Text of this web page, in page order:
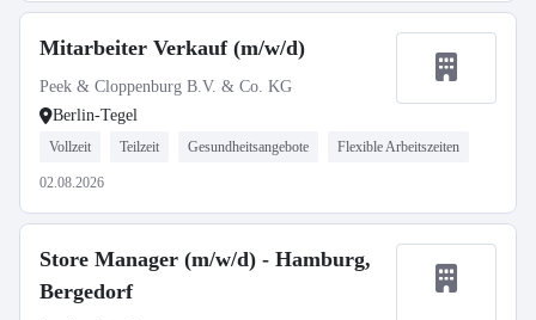
Mitarbeiter Verkauf (m/w/d)
Peek & Cloppenburg B.V. & Co. KG
Berlin-Tegel
Vollzeit Teilzeit Gesundheitsangebote Flexible Arbeitszeiten
02.08.2026
Store Manager (m/w/d) - Hamburg,
Bergedorf